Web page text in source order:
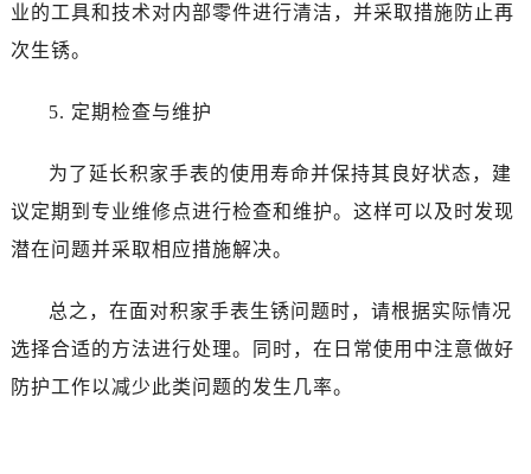
业的工具和技术对内部零件进行清洁，并采取措施防止再
次生锈。
5. 定期检查与维护
为了延长积家手表的使用寿命并保持其良好状态，建
议定期到专业维修点进行检查和维护。这样可以及时发现
潜在问题并采取相应措施解决。
总之，在面对积家手表生锈问题时，请根据实际情况
选择合适的方法进行处理。同时，在日常使用中注意做好
防护工作以减少此类问题的发生几率。